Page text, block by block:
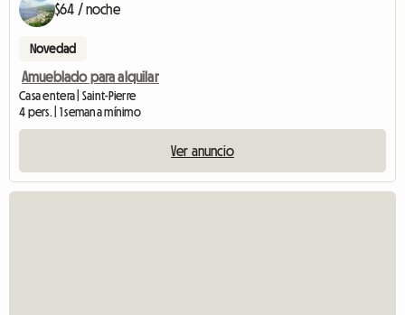
$64 / noche
Novedad
Amueblado para alquilar
Casa entera | Saint-Pierre
4 pers. | 1 semana mínimo
Ver anuncio